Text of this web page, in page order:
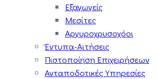
Εξαγωγείς
Μεσίτες
Αργυροχρυσοχόοι
Έντυπα-Αιτήσεις
Πιστοποίηση Επιχειρήσεων
Ανταποδοτικές Υπηρεσίες